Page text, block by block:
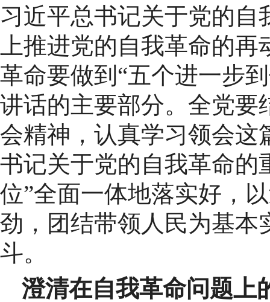
习近平总书记关于党的
上推进党的自我革命的
革命要做到“五个进一步
讲话的主要部分。全党要
会精神，认真学习领会这
书记关于党的自我革命的
位”全面一体地落实好，
劲，团结带领人民为基本
斗。
澄清在自我革命问题上